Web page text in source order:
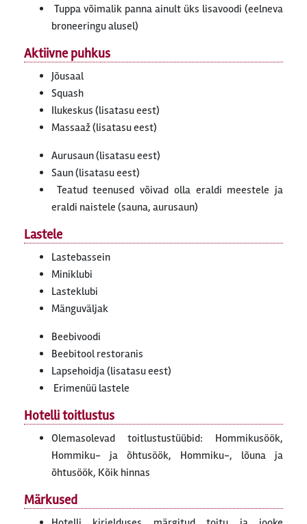
Tuppa võimalik panna ainult üks lisavoodi (eelneva
broneeringu alusel)
Aktiivne puhkus
Jõusaal
Squash
Ilukeskus (lisatasu eest)
Massaaž (lisatasu eest)
Aurusaun (lisatasu eest)
Saun (lisatasu eest)
Teatud teenused võivad olla eraldi meestele ja
eraldi naistele (sauna, aurusaun)
Lastele
Lastebassein
Miniklubi
Lasteklubi
Mänguväljak
Beebivoodi
Beebitool restoranis
Lapsehoidja (lisatasu eest)
Erimenüü lastele
Hotelli toitlustus
Olemasolevad toitlustustüübid: Hommikusöök,
Hommiku- ja õhtusöök, Hommiku-, lõuna ja
õhtusöök, Kõik hinnas
Märkused